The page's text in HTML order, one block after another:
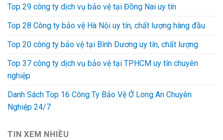
Top 29 công ty dịch vụ bảo vệ tại Đồng Nai uy tín
Top 28 Công ty bảo vệ Hà Nội uy tín, chất lượng hàng đầu
Top 20 công ty bảo vệ tại Bình Dương uy tín, chất lượng
Top 37 công ty dịch vụ bảo vệ tại TPHCM uy tín chuyên
nghiệp
Danh Sách Top 16 Công Ty Bảo Vệ Ở Long An Chuyên
Nghiệp 24/7
TIN XEM NHIỀU